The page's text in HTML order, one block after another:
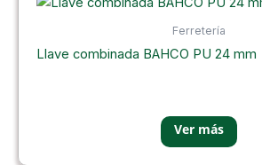
Ferretería
Llave combinada BAHCO PU 24 mm